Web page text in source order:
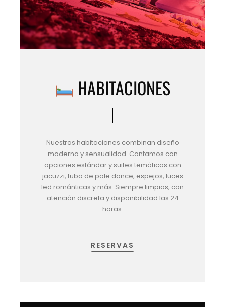
HABITACIONES
Nuestras habitaciones combinan diseño
moderno y sensualidad. Contamos con
opciones estándar y suites temáticas con
jacuzzi, tubo de pole dance, espejos, luces
led románticas y más. Siempre limpias, con
atención discreta y disponibilidad las 24
horas.
RESERVAS